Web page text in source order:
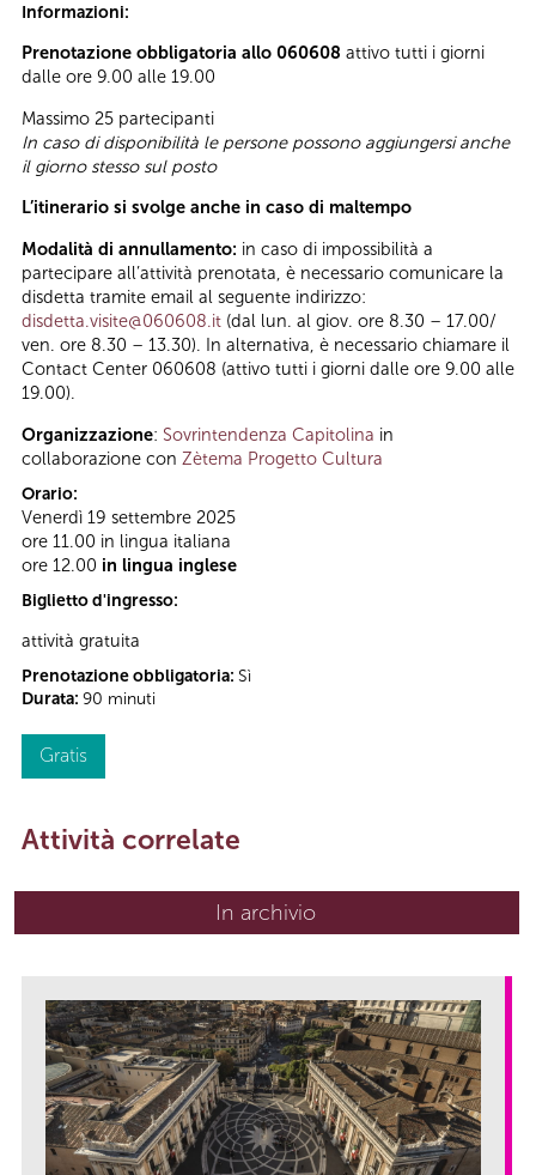
Informazioni:
Prenotazione obbligatoria allo 060608 attivo tutti i giorni
dalle ore 9.00 alle 19.00
Massimo 25 partecipanti
In caso di disponibilità le persone possono aggiungersi anche
il giorno stesso sul posto
L’itinerario si svolge anche in caso di maltempo
Modalità di annullamento: in caso di impossibilità a
partecipare all’attività prenotata, è necessario comunicare la
disdetta tramite email al seguente indirizzo:
disdetta.visite@060608.it (dal lun. al giov. ore 8.30 – 17.00/
ven. ore 8.30 – 13.30). In alternativa, è necessario chiamare il
Contact Center 060608 (attivo tutti i giorni dalle ore 9.00 alle
19.00).
Organizzazione: Sovrintendenza Capitolina in
collaborazione con Zètema Progetto Cultura
Orario:
Venerdì 19 settembre 2025
ore 11.00 in lingua italiana
ore 12.00 in lingua inglese
Biglietto d'ingresso:
attività gratuita
Prenotazione obbligatoria: Sì
Durata: 90 minuti
Gratis
Attività correlate
In archivio